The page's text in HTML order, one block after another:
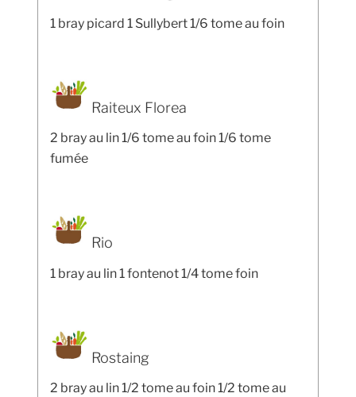
1 bray picard 1 Sullybert 1/6 tome au foin
Raiteux Florea
2 bray au lin 1/6 tome au foin 1/6 tome
fumée
Rio
1 bray au lin 1 fontenot 1/4 tome foin
Rostaing
2 bray au lin 1/2 tome au foin 1/2 tome au